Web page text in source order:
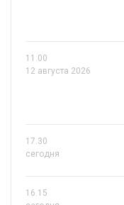
11.00
12 августа 2026
17.30
сегодня
16.15